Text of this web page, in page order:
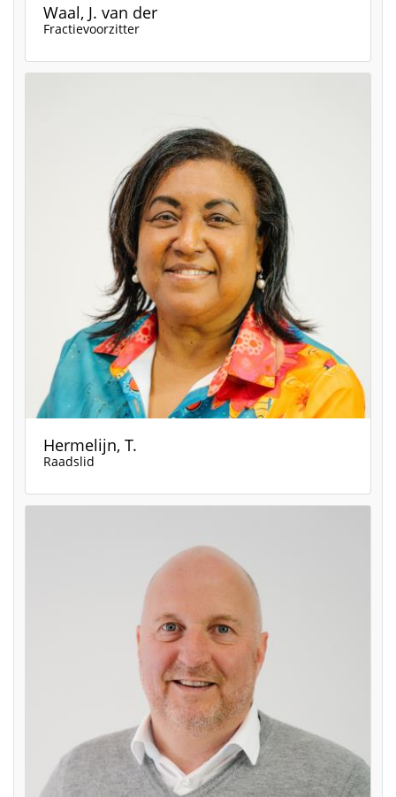
Waal, J. van der
Fractievoorzitter
Hermelijn, T.
Raadslid